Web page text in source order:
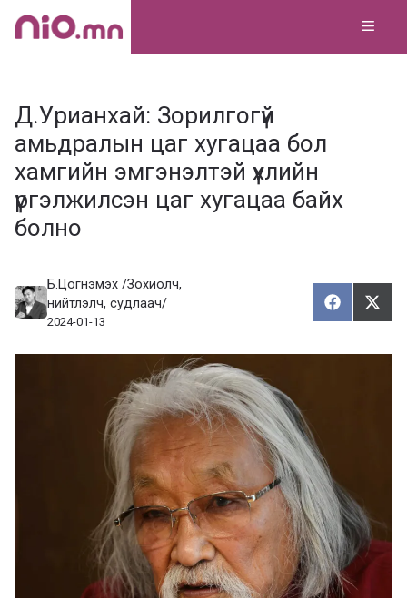
Skip
Д.Урианхай: Зорилгогүй
амьдралын цаг хугацаа бол
хамгийн эмгэнэлтэй үхлийн
үргэлжилсэн цаг хугацаа байх
болно
Б.Цогнэмэх /Зохиолч,
нийтлэлч, судлаач/
2024-01-13
Х
у
а
Т
ү
э